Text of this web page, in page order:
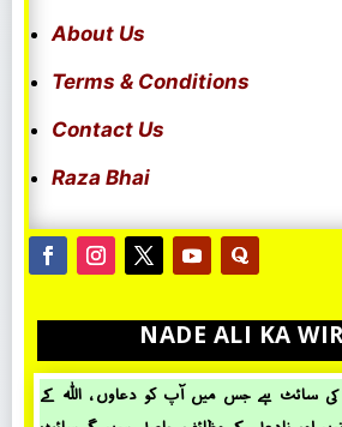
About Us
Terms & Conditions
Contact Us
Raza Bhai
NADE ALI KA
کی سائٹ ہے جس میں آپ کو دعاوں ، اللہ کے